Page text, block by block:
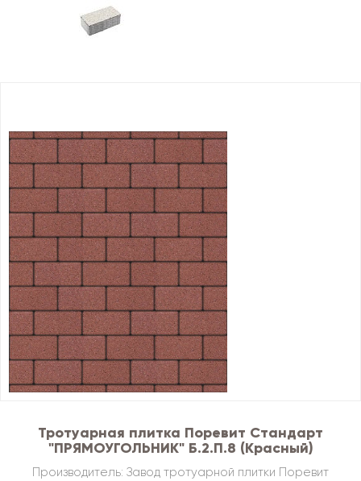
Тротуарная плитка Поревит Стандарт
"ПРЯМОУГОЛЬНИК" Б.2.П.8 (Красный)
Производитель: Завод тротуарной плитки Поревит